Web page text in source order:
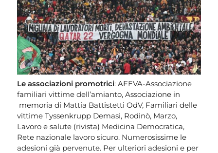
Le associazioni promotrici: AFEVA-Associazione
familiari vittime dell’amianto, Associazione in
memoria di Mattia Battistetti OdV, Familiari delle
vittime Tyssenkrupp Demasi, Rodinò, Marzo,
Lavoro e salute (rivista) Medicina Democratica,
Rete nazionale lavoro sicuro. Numerosissime le
adesioni già pervenute. Per ulteriori adesioni e per